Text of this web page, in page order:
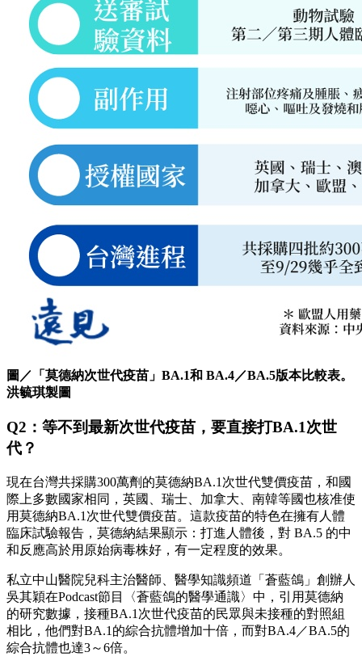
圖／「莫德納次世代疫苗」BA.1和 BA.4／BA.5版本比較表。
洪毓琪製圖
Q2：等不到最新次世代疫苗，要直接打BA.1次世
代？
現在台灣共採購300萬劑的莫德納BA.1次世代雙價疫苗，和國
際上多數國家相同，英國、瑞士、加拿大、南韓等國也核准使
用莫德納BA.1次世代雙價疫苗。這款疫苗的特色在擁有人體
臨床試驗報告，莫德納結果顯示：打進人體後，對 BA.5 的中
和反應高於用原始病毒株好，有一定程度的效果。
私立中山醫院兒科主治醫師、醫學知識頻道「蒼藍鴿」創辦人
吳其穎在Podcast節目〈蒼藍鴿的醫學通識〉中，引用莫德納
的研究數據，接種BA.1次世代疫苗的民眾與未接種的對照組
相比，他們對BA.1的綜合抗體增加十倍，而對BA.4／BA.5的
綜合抗體也達3～6倍。